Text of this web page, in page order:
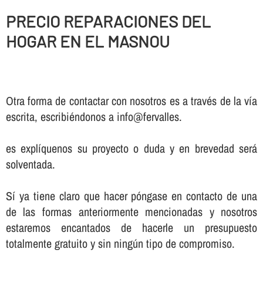
PRECIO REPARACIONES DEL
HOGAR EN EL MASNOU
Otra forma de contactar con nosotros es a través de la vía
escrita, escribiéndonos a info@fervalles.
es explíquenos su proyecto o duda y en brevedad será
solventada.
Sí ya tiene claro que hacer póngase en contacto de una
de las formas anteriormente mencionadas y nosotros
estaremos encantados de hacerle un presupuesto
totalmente gratuito y sin ningún tipo de compromiso.